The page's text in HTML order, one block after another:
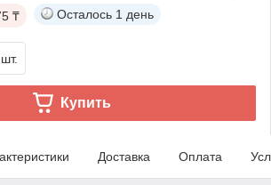
₸ Осталось 1 день
Купить
Доставка Оплата